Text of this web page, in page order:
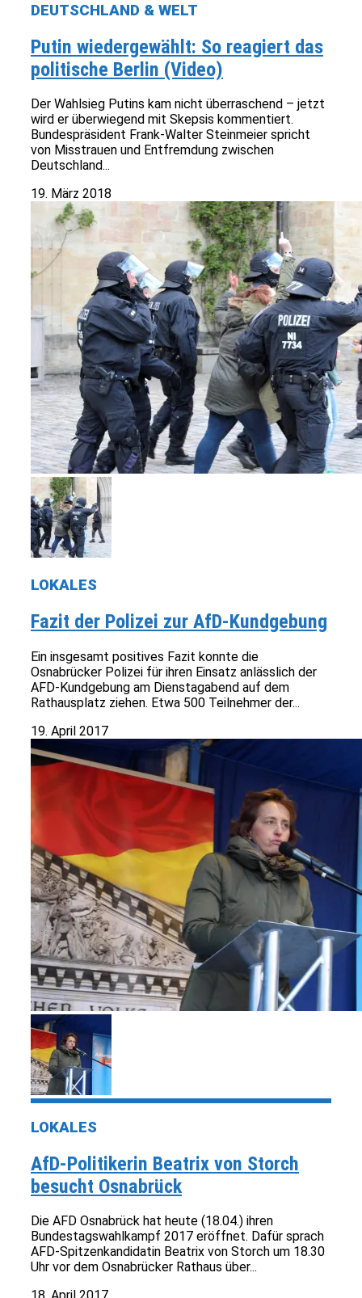
DEUTSCHLAND & WELT
Putin wiedergewählt: So reagiert das
politische Berlin (Video)
Der Wahlsieg Putins kam nicht überraschend – jetzt
wird er überwiegend mit Skepsis kommentiert.
Bundespräsident Frank-Walter Steinmeier spricht
von Misstrauen und Entfremdung zwischen
Deutschland...
19. März 2018
LOKALES
Fazit der Polizei zur AfD-Kundgebung
Ein insgesamt positives Fazit konnte die
Osnabrücker Polizei für ihren Einsatz anlässlich der
AFD-Kundgebung am Dienstagabend auf dem
Rathausplatz ziehen. Etwa 500 Teilnehmer der...
19. April 2017
LOKALES
AfD-Politikerin Beatrix von Storch
besucht Osnabrück
Die AFD Osnabrück hat heute (18.04.) ihren
Bundestagswahlkampf 2017 eröffnet. Dafür sprach
AFD-Spitzenkandidatin Beatrix von Storch um 18.30
Uhr vor dem Osnabrücker Rathaus über...